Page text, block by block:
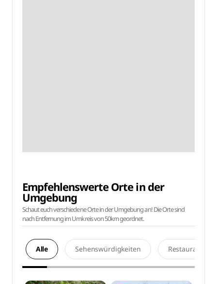
Empfehlenswerte Orte in der
Umgebung
Schaut euch verschiedene Orte in der Umgebung an! Die Orte sind
nach Entfernung im Umkreis von 50km geordnet.
Alle Sehenswürdigkeiten Restaurants